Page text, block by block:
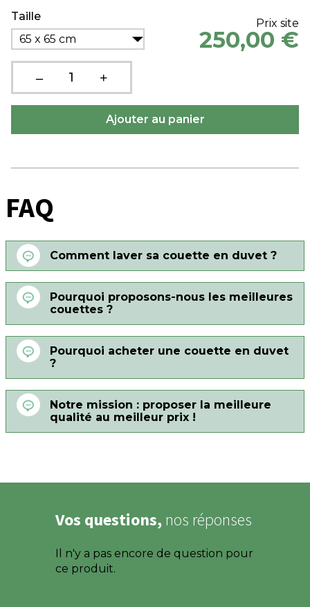
Taille
65 x 65 cm
Prix site
250,00 €
FAQ
Comment laver sa couette en duvet ?
Pourquoi proposons-nous les meilleures
couettes ?
Pourquoi acheter une couette en duvet
?
Notre mission : proposer la meilleure
qualité au meilleur prix !
Vos questions, nos réponses
Il n'y a pas encore de question pour
ce produit.